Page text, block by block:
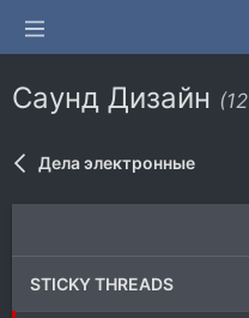
Саунд Дизайн
Дела электронные
STICKY THREADS